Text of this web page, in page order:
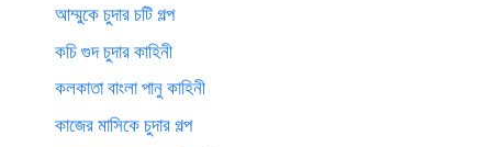
আম্মুকে চুদার চটি গল্প
কচি গুদ চুদার কাহিনী
কলকাতা বাংলা পানু কাহিনী
কাজের মাসিকে চুদার গল্প